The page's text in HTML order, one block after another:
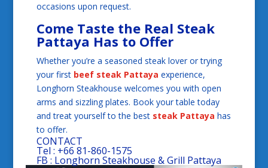
occasions upon request.
Come Taste the Real Steak
Pattaya Has to Offer
Whether you’re a seasoned steak lover or trying
your first beef steak Pattaya experience,
Longhorn Steakhouse welcomes you with open
arms and sizzling plates. Book your table today
and treat yourself to the best steak Pattaya has
to offer.
CONTACT
Tel : +66 81-860-1575
FB : Longhorn Steakhouse & Grill Pattaya